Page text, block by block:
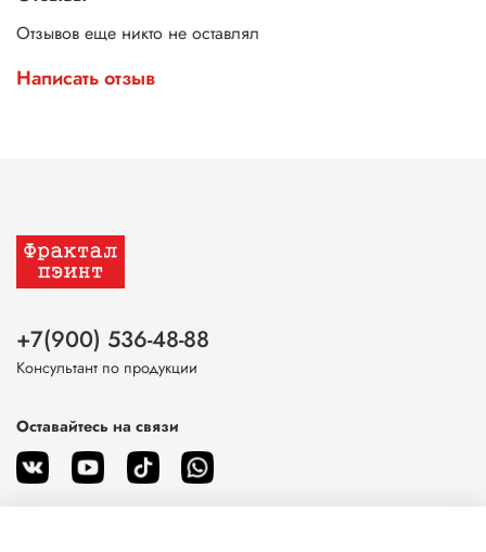
Отзывов еще никто не оставлял
Написать отзыв
+7(900) 536-48-88
Консультант по продукции
Оставайтесь на связи